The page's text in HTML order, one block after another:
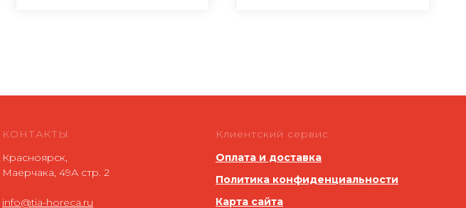
КОНТАКТЫ
Красноярск,
Маерчака, 49А стр. 2
info@tia-horeca.ru
Клиентский сервис
Оплата и доставка
Политика конфиденциальности
Карта сайта